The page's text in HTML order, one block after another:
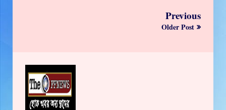
Previous
Older Post